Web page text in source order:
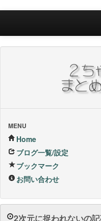
Home
ブックマーク
24Hランキング
昨日のランキング
1週間内ランキング
1ヶ月内ランキング
MENU
Home
ブログ一覧/設定
ブックマーク
お問い合わせ
2次元に捉われないの